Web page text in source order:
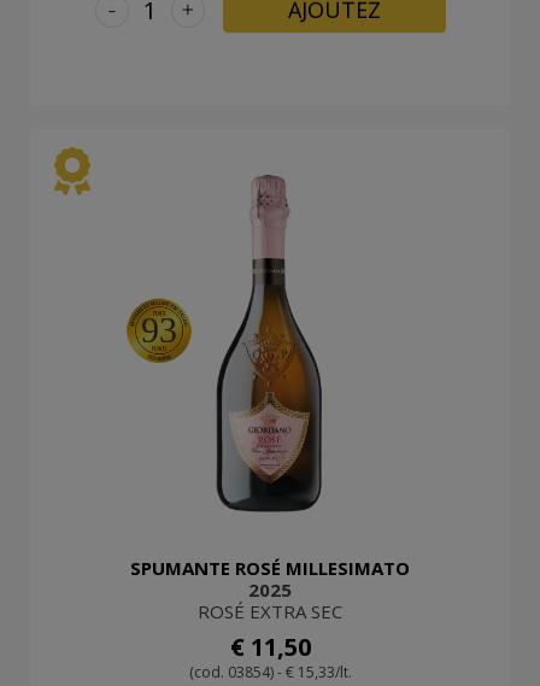
+
- AJOUTEZ
93
SPUMANTE ROSÉ MILLESIMATO
2025
ROSÉ EXTRA SEC
€ 11,50
(cod. 03854) - € 15,33/lt.